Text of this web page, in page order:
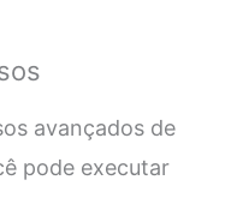
avançados de
pode executar